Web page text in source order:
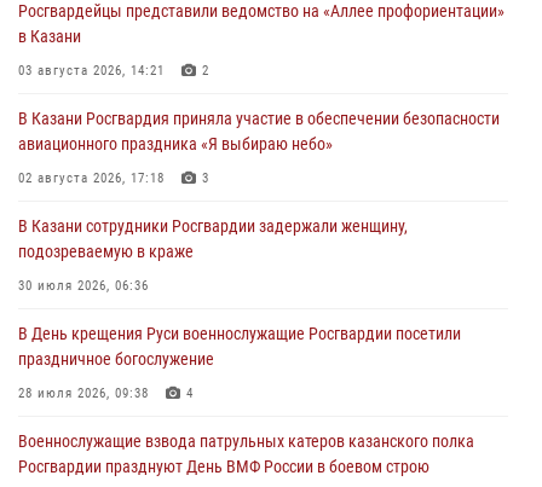
Росгвардейцы представили ведомство на «Аллее профориентации»
в Казани
03 августа 2026, 14:21 2
В Казани Росгвардия приняла участие в обеспечении безопасности
авиационного праздника «Я выбираю небо»
02 августа 2026, 17:18 3
В Казани сотрудники Росгвардии задержали женщину,
подозреваемую в краже
30 июля 2026, 06:36
В День крещения Руси военнослужащие Росгвардии посетили
праздничное богослужение
28 июля 2026, 09:38 4
Военнослужащие взвода патрульных катеров казанского полка
Росгвардии празднуют День ВМФ России в боевом строю